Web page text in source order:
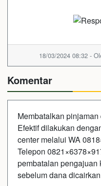
18/03/2024 08:32 -
Komentar
Membatalkan
Efektif dilakukan
center melalui WA
Telepon
pembatalan pengajuan
sebelum dana